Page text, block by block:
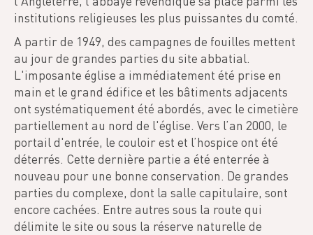
institutions religieuses les plus puissantes du comté.
A partir de 1949, des campagnes de fouilles mettent
au jour de grandes parties du site abbatial.
L'imposante église a immédiatement été prise en
main et le grand édifice et les bâtiments adjacents
ont systématiquement été abordés, avec le cimetière
partiellement au nord de l'église. Vers l’an 2000, le
portail d'entrée, le couloir est et l’hospice ont été
déterrés. Cette dernière partie a été enterrée à
nouveau pour une bonne conservation. De grandes
parties du complexe, dont la salle capitulaire, sont
encore cachées. Entre autres sous la route qui
délimite le site ou sous la réserve naturelle de